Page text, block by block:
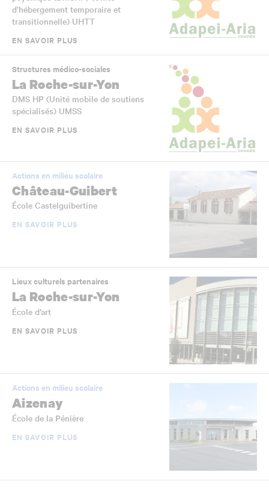
d’hébergement temporaire et
transitionnelle) UHTT
EN SAVOIR PLUS
Structures médico-sociales
La Roche-sur-Yon
DMS HP (Unité mobile de soutiens
spécialisés) UMSS
EN SAVOIR PLUS
Actions en milieu scolaire
Château-Guibert
École Castelguibertine
EN SAVOIR PLUS
Lieux culturels partenaires
La Roche-sur-Yon
École d’art
EN SAVOIR PLUS
Actions en milieu scolaire
Aizenay
École de la Pénière
EN SAVOIR PLUS